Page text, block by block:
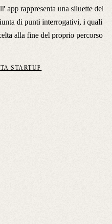
app rappresenta una siluette del
di punti interrogativi, i quali
alla fine del proprio percorso
STARTUP